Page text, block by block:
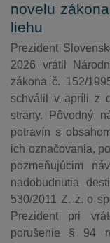
novelu
liehu
Prezident
2026 vrátil
zákona č. 152/
schválil v apríli z
strany. Pôvodný
potravín s
ich označovania,
pozmeňujúcim
nadobudnutia
530/2011 Z. z. o
Prezident pri
porušenie § 94